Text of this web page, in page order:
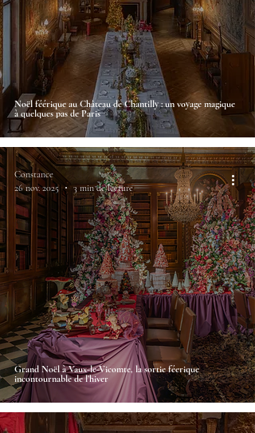
Noël féérique au Château de Chantilly : un voyage magique
à quelques pas de Paris
Grand Noël à Vaux-le-Vicomte, la sortie féerique
incontournable de l’hiver
Constance
26 nov. 2025
3 min de lecture